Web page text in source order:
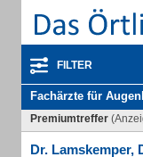
FILTER
Fachärzte für
Premiumtreffer
Dr. Lamskemper,